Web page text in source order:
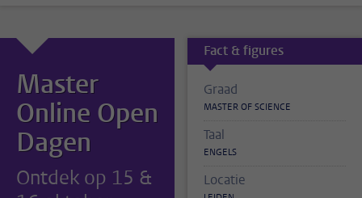
Master
Online Open
Dagen
Ontdek op 15 &
Fact & figures
Graad
MASTER OF SCIENCE
Taal
ENGELS
Locatie